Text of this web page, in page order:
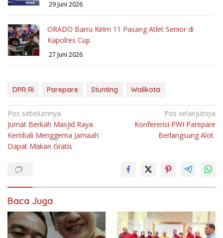
29 Juni 2026
ORADO Barru Kirim 11 Pasang Atlet Senior di
Kapolres Cup
27 Juni 2026
DPR RI Parepare Stunting Walikota
Navigasi
pos
Pos sebelumnya
Jumat Berkah Masjid Raya
Kembali Menggema Jamaah
Dapat Makan Gratis
Pos selanjutnya
Konferensi PWI Parepare
Berlangsung Alot
Baca Juga